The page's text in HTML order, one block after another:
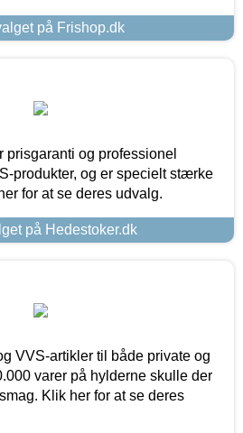
på Frishop.dk
prisgaranti og professionel
produkter, og er specielt stærke
for at se deres udvalg.
på Hedestoker.dk
VVS-artikler til både private og
varer på hylderne skulle der
Klik her for at se deres